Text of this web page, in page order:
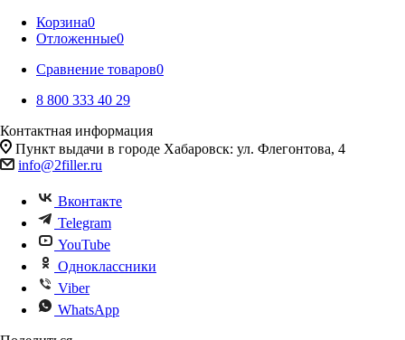
Корзина0
Отложенные0
Сравнение товаров0
8 800 333 40 29
Контактная информация
Пункт выдачи в городе Хабаровск: ул. Флегонтова, 4
info@2filler.ru
Вконтакте
Telegram
YouTube
Одноклассники
Viber
WhatsApp